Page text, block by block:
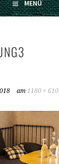
MENÜ
am 1180 × 610